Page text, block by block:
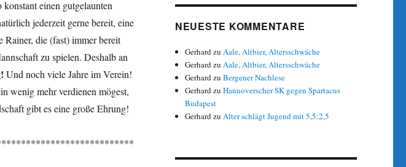
einen gutgelaunten
jederzeit gerne bereit, eine
Rainer, die (fast) immer bereit
zu spielen. Deshalb an
Und noch viele Jahre im Verein!
wenig mehr verdienen mögest,
gibt es eine große Ehrung!
NEUESTE KOMMENTARE
GerhardzuAale, Altbier, Altersschwäche
GerhardzuAale, Altbier, Altersschwäche
GerhardzuBergener Nachlese
GerhardzuHannoverscher SK gegen Spartacus
Budapest
GerhardzuAlter schlägt Jugend mit 5,5:2,5